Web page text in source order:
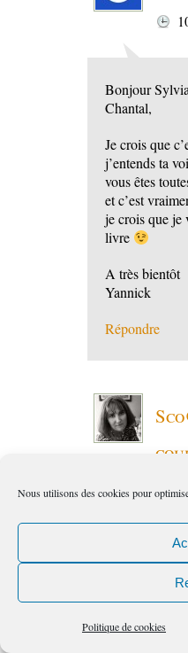
Nous utilisons des cookies pour
Politique de cookies
Bonjour
Chantal,
Je crois que
j’entends ta
vous êtes
et c’est
je crois que je
livre
A très bientôt
Yannick
Répondre
7:14 pmle
Bonjour
Excellente
je vous en